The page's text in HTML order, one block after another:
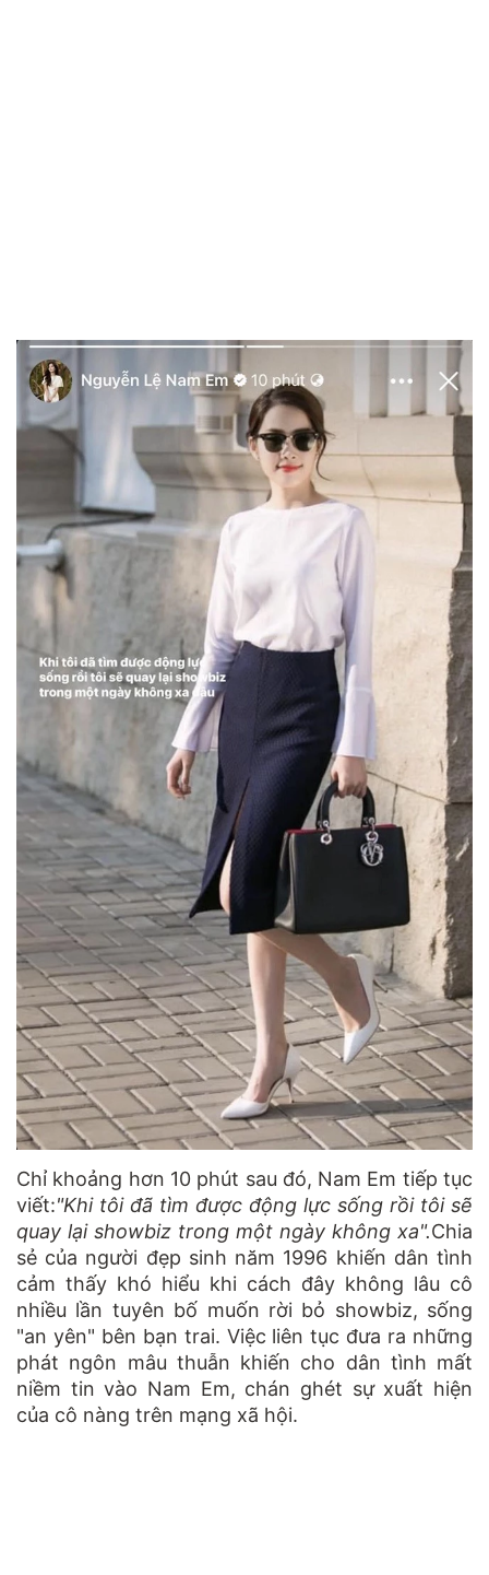
Chỉ khoảng hơn 10 phút sau đó, Nam Em tiếp tục
viết:"Khi tôi đã tìm được động lực sống rồi tôi sẽ
quay lại showbiz trong một ngày không xa".Chia
sẻ của người đẹp sinh năm 1996 khiến dân tình
cảm thấy khó hiểu khi cách đây không lâu cô
nhiều lần tuyên bố muốn rời bỏ showbiz, sống
"an yên" bên bạn trai. Việc liên tục đưa ra những
phát ngôn mâu thuẫn khiến cho dân tình mất
niềm tin vào Nam Em, chán ghét sự xuất hiện
của cô nàng trên mạng xã hội.